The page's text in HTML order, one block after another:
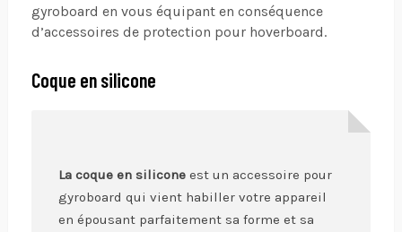
gyroboard en vous équipant en conséquence
d’accessoires de protection pour hoverboard.
Coque en silicone
La coque en siliconeest un accessoire pour
gyroboard qui vient habiller votre appareil
en épousant parfaitement sa forme et sa